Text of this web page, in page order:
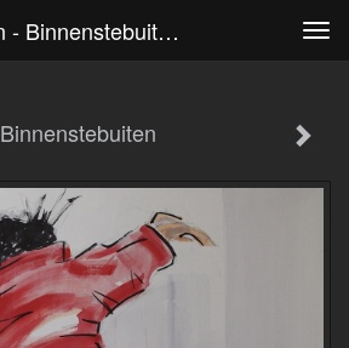
Aad Kouwenhoven - Binnenstebuiten
Binnenstebuiten